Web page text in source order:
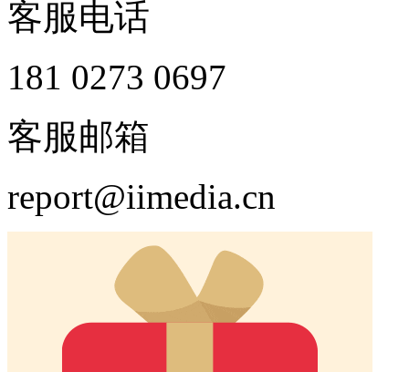
客服电话
181 0273 0697
客服邮箱
report@iimedia.cn